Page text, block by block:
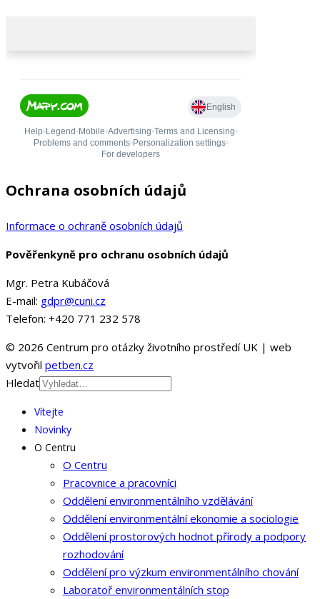
Ochrana osobních údajů
Informace o ochraně osobních údajů
Pověřenkyně pro ochranu osobních údajů
Mgr. Petra Kubáčová
E-mail: gdpr@cuni.cz
Telefon: +420 771 232 578
© 2026 Centrum pro otázky životního prostředí UK | web
vytvořil petben.cz
Hledat
Vítejte
Novinky
O Centru
O Centru
Pracovnice a pracovníci
Oddělení environmentálního vzdělávání
Oddělení environmentální ekonomie a sociologie
Oddělení prostorových hodnot přírody a podpory
rozhodování
Oddělení pro výzkum environmentálního chování
Laboratoř environmentálních stop